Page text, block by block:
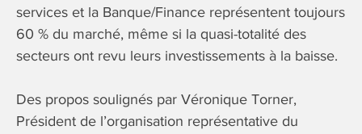
services et la Banque/Finance représentent toujours
60 % du marché, même si la quasi-totalité des
secteurs ont revu leurs investissements à la baisse.
Des propos soulignés par Véronique Torner,
Président de l’organisation représentative du